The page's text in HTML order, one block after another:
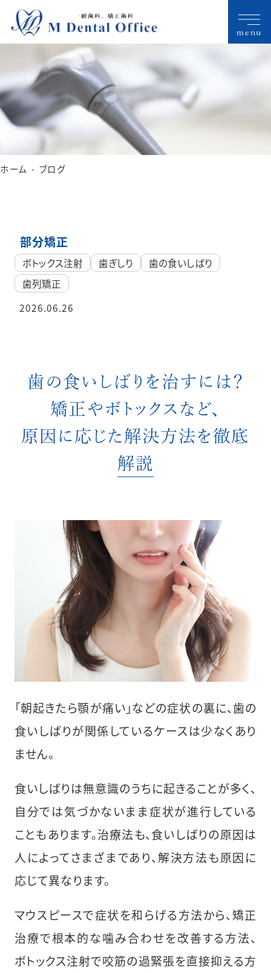
ホーム ブログ
部分矯正
ボトックス注射 歯ぎしり
歯の食いしばり
歯列矯正
2026.06.26
歯の食いしばりを治すには？
矯正やボトックスなど、
原因に応じた解決方法を徹底
解説
「朝起きたら顎が痛い」などの症状の裏に、歯の
食いしばりが関係しているケースは少なくあり
ません。
食いしばりは無意識のうちに起きることが多く、
自分では気づかないまま症状が進行している
こともあります。治療法も、食いしばりの原因は
人によってさまざまであり、解決方法も原因に
応じて異なります。
マウスピースで症状を和らげる方法から、矯正
治療で根本的な噛み合わせを改善する方法、
ボトックス注射で咬筋の過緊張を直接抑える方
menu